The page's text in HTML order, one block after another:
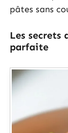
pâtes sans
Les secrets
parfaite